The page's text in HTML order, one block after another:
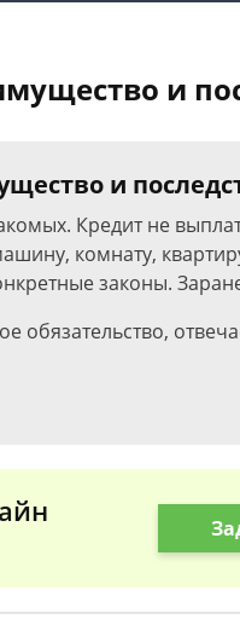
и
и
Кредит не
комнату,
законы.
обязательство,